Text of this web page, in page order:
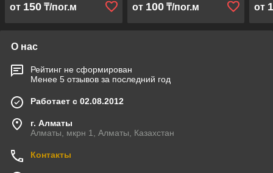
от 150 ₸/пог.м от 100₸/пог.м от
О нас
Рейтинг не сформирован
Менее 5 отзывов за последний год
Работает с 02.08.2012
г. Алматы
Алматы, мкрн 1, Алматы, Казахстан
Контакты